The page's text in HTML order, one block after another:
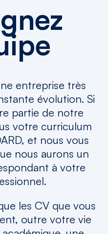
entreprise très
évolution. Si
partie de notre
votre curriculum
et nous vous
nous aurons un
à votre
les CV que vous
outre votre vie